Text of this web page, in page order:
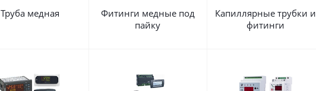
Труба медная
Фитинги медные под
пайку
Капиллярные трубки и
фитинги